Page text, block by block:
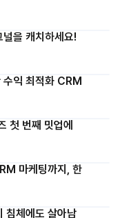
을 캐치하세요!
수익 최적화 CRM
번째 밋업에
마케팅까지, 한
침체에도 살아남